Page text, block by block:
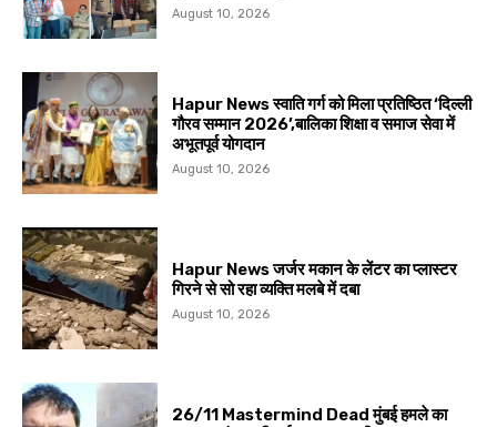
August 10, 2026
Hapur News स्वाति गर्ग को मिला प्रतिष्ठित ‘दिल्ली
गौरव सम्मान 2026’,बालिका शिक्षा व समाज सेवा में
अभूतपूर्व योगदान
August 10, 2026
Hapur News जर्जर मकान के लेंटर का प्लास्टर
गिरने से सो रहा व्यक्ति मलबे में दबा
August 10, 2026
26/11 Mastermind Dead मुंबई हमले का